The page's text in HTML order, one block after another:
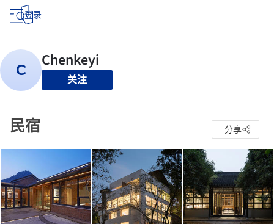
登录
关注
民宿 分享